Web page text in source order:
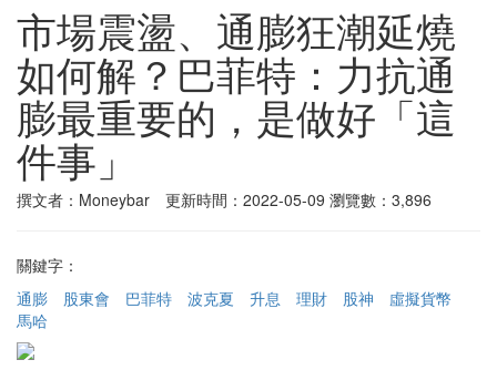
市場震盪、通膨狂潮延燒
如何解？巴菲特：力抗通
膨最重要的，是做好「這
件事」
撰文者：Moneybar 更新時間：2022-05-09 瀏覽數：3,896
關鍵字：
通膨
股東會 巴菲特 波克夏 升息 理財 股神
虛擬貨幣
馬哈